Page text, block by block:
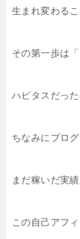
生まれ変わる
その第一歩は
ハピタスだった
ちなみにブロ
まだ稼いだ実
この自己アフ